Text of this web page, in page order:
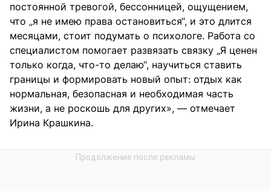
постоянной тревогой, бессонницей, ощущением,
что „я не имею права остановиться“, и это длится
месяцами, стоит подумать о психологе. Работа со
специалистом помогает развязать связку „Я ценен
только когда, что-то делаю“, научиться ставить
границы и формировать новый опыт: отдых как
нормальная, безопасная и необходимая часть
жизни, а не роскошь для других», — отмечает
Ирина Крашкина.